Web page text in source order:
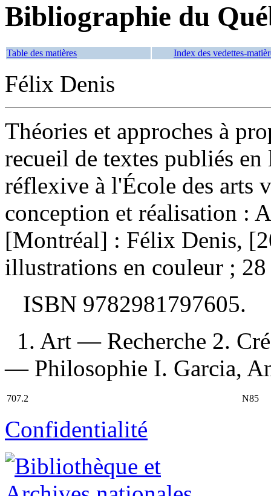
Bibliographie du
Table des matières Index des vedettes-
Félix Denis
Théories et approches à
recueil de textes publiés
réflexive à l'École des arts
conception et réalisation :
[Montréal] : Félix Denis,
illustrations en couleur ;
ISBN 9782981797605.
1. Art — Recherche 2.
— Philosophie I. Garcia,
707.2 N85
Confidentialité